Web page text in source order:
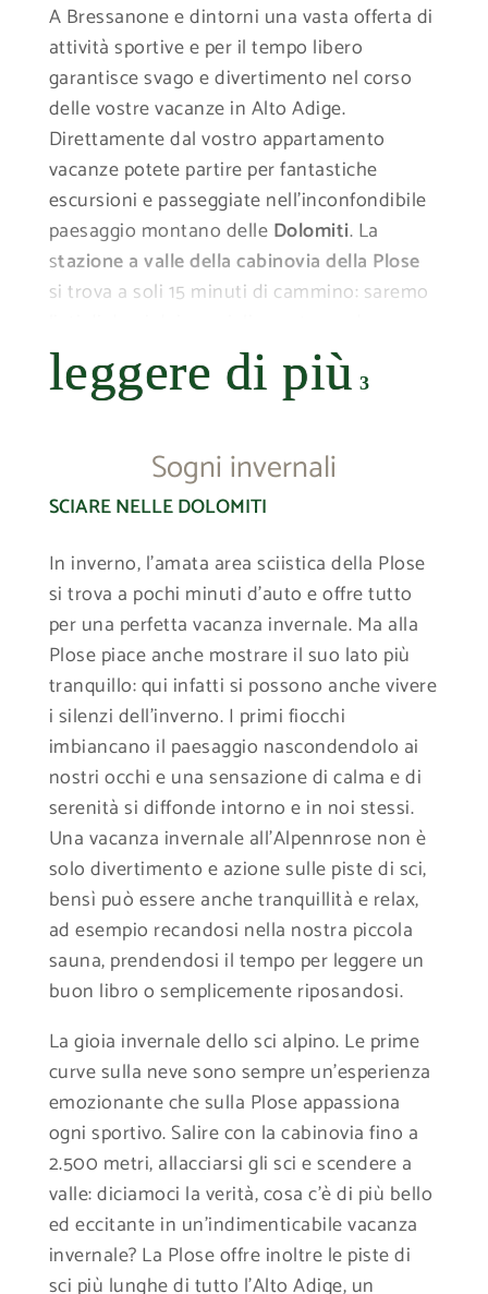
A Bressanone e dintorni una vasta offerta di
attività sportive e per il tempo libero
garantisce svago e divertimento nel corso
delle vostre vacanze in Alto Adige.
Direttamente dal vostro appartamento
vacanze potete partire per fantastiche
escursioni e passeggiate nell’inconfondibile
paesaggio montano delle Dolomiti. La
stazione a valle della cabinovia della Plose
si trova a soli 15 minuti di cammino: saremo
escursioni.
Nella vicina cittadina di Bressanone
shopping: resterete subito affascinati
dall’atmosfera speciale, dai vicoli pittoreschi
centro.
Una vacanza estiva nelle montagne dell’Alto
Adige significa essere svegliati dal cinguettio
degli uccelli, mettersi le scarpe da corsa per
fare un po’ di jogging o una piccola sessione
di yoga o Qi Gong nel nostro giardino, per
continuare poi con un tuffo nella nostra
piccola piscina benessere: questo è un modo
ideale per iniziare la giornata. I fragranti
panini appena sfornati vi aspettano per la
colazione nel vostro appartamento. Potete
scalare le cime delle montagne o
semplicemente fare delle tranquille le
escursioni sulla Plose, con panorami
mozzafiato sulle Dolomiti. Ammirate il
sorgere del sole sul Monte Forca Grande o
recatevi sulla Plose per immortalare con la
vostra macchina fotografica dei tramonti
indimenticabili.
La primavera a Bressanone, in Alto Adige, è
particolarmente bella e i primi raggi di sole
dell’anno scaldano il corpo e l’anima. È
questo il momento migliore per vivere i
leggere di più 3
Sogni invernali
SCIARE NELLE DOLOMITI
In inverno, l’amata area sciistica della Plose
si trova a pochi minuti d’auto e offre tutto
per una perfetta vacanza invernale. Ma alla
Plose piace anche mostrare il suo lato più
tranquillo: qui infatti si possono anche vivere
i silenzi dell’inverno. I primi fiocchi
imbiancano il paesaggio nascondendolo ai
nostri occhi e una sensazione di calma e di
serenità si diffonde intorno e in noi stessi.
Una vacanza invernale all’Alpennrose non è
solo divertimento e azione sulle piste di sci,
bensì può essere anche tranquillità e relax,
ad esempio recandosi nella nostra piccola
sauna, prendendosi il tempo per leggere un
buon libro o semplicemente riposandosi.
La gioia invernale dello sci alpino. Le prime
curve sulla neve sono sempre un’esperienza
emozionante che sulla Plose appassiona
ogni sportivo. Salire con la cabinovia fino a
2.500 metri, allacciarsi gli sci e scendere a
valle: diciamoci la verità, cosa c’è di più bello
ed eccitante in un’indimenticabile vacanza
invernale? La Plose offre inoltre le piste di
sci più lunghe di tutto l’Alto Adige, un